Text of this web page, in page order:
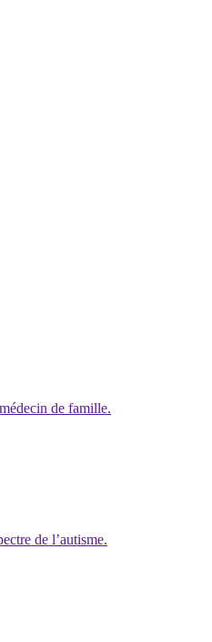
de famille.
de l’autisme.